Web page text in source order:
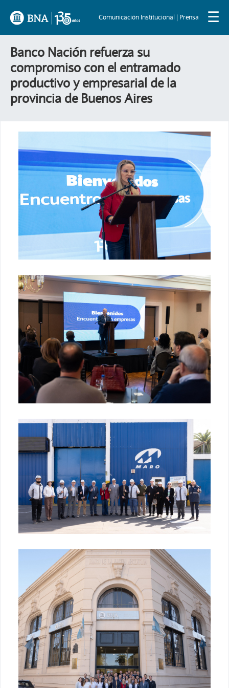
Comunicación Institucional | Prensa ☰
Banco Nación refuerza su
compromiso con el entramado
productivo y empresarial de la
provincia de Buenos Aires